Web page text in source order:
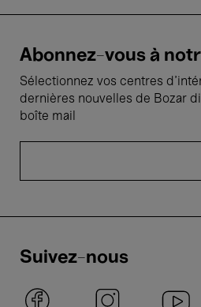
Abonnez-vous à
Sélectionnez vos centres
dernières nouvelles de Bozar
boîte mail
Suivez-nous